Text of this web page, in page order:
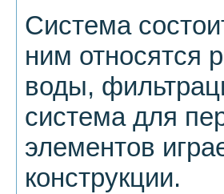
Система
ним относятся
воды,
система для
элементов
конструкции.